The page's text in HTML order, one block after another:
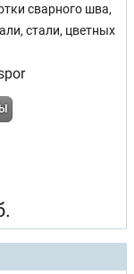
сварного шва,
стали, цветных